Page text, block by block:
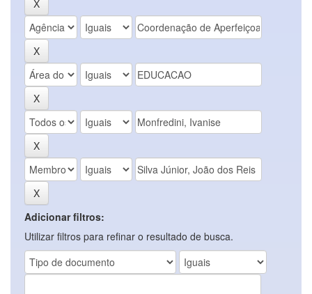
Adicionar filtros:
Utilizar filtros para refinar o resultado de busca.